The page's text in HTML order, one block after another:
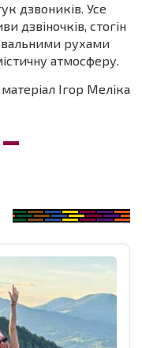
дзвоників. Усе
дзвіночків, стогін
рухами
атмосферу.
Ігор Меліка